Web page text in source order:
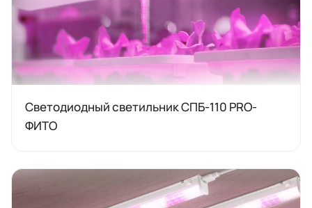
Светодиодный светильник СПБ-110 PRO-
ФИТО